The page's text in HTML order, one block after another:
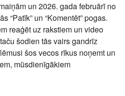
un 2026. gada februārīno
“Patīk” un “Komentēt” pogas.
reaģēt uz rakstiem un video
šodien tās vairs gandrīz
šos vecos rīkus noņemt un
mūsdienīgākiem